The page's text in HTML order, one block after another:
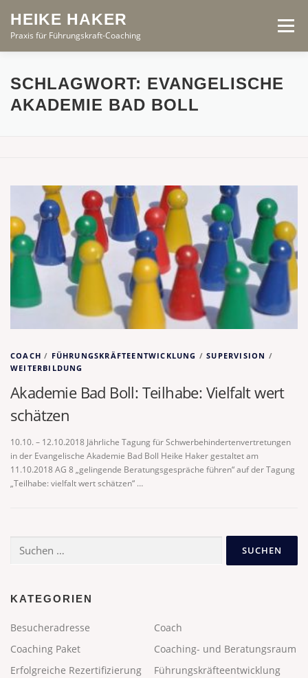
Inhalt
springen
HEIKE HAKER
Praxis für Führungskraft-Coaching
Menü
START ANGEBOTE PROFIL PRINZIPIEN
SCHLAGWORT: EVANGELISCHE
AKADEMIE BAD BOLL
COACH / FÜHRUNGSKRÄFTEENTWICKLUNG /SUPERVISION /
WEITERBILDUNG
Akademie Bad Boll: Teilhabe: Vielfalt wert
schätzen
10.10. – 12.10.2018 Jährliche Tagung für Schwerbehindertenvertretungen
in der Evangelische Akademie Bad Boll Heike Haker gestaltet am
11.10.2018 AG 8 „gelingende Beratungsgespräche führen“ auf der Tagung
„Teilhabe: vielfalt wert schätzen“ …
nach:
KATEGORIEN
Besucheradresse
Coach
Coaching Paket
Coaching- und Beratungsraum
Erfolgreiche Rezertifizierung
Führungskräfteentwicklung